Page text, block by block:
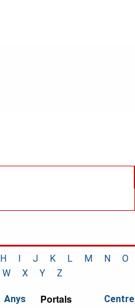
H I J K L M N
O
W X Y Z
Anys Portals Centre